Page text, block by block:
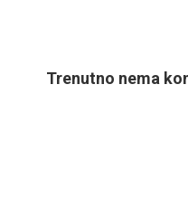
Trenutno nema